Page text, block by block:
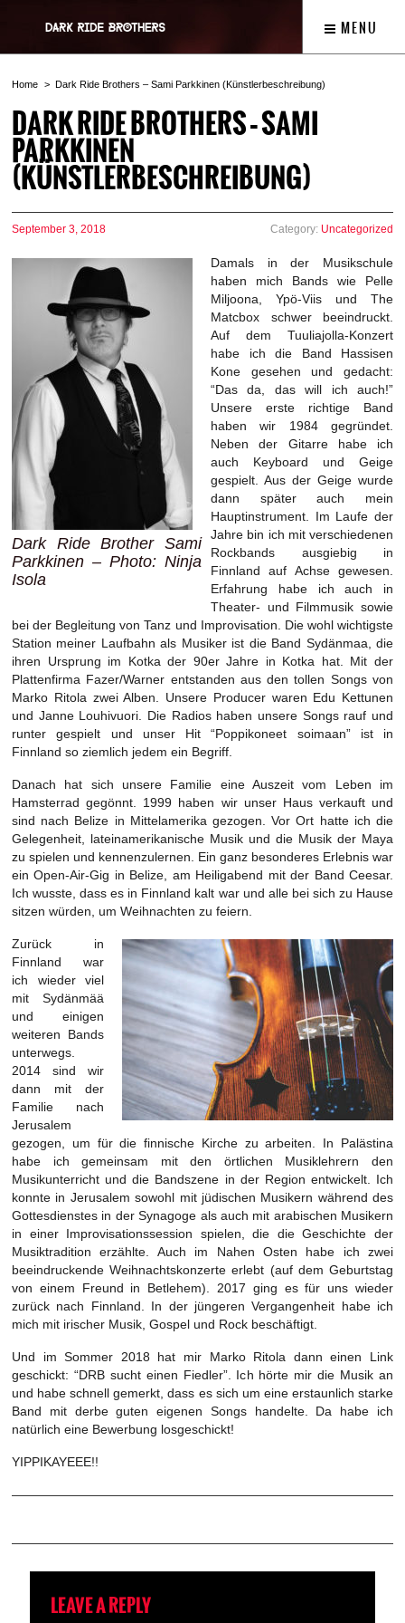
MENU
Home Dark Ride Brothers – Sami Parkkinen (Künstlerbeschreibung)
DARK RIDE BROTHERS – SAMI
PARKKINEN
(KÜNSTLERBESCHREIBUNG)
September 3, 2018 Category: Uncategorized
Dark Ride Brother Sami
Parkkinen – Photo: Ninja
Isola
Damals in der Musikschule
haben mich Bands wie Pelle
Miljoona, Ypö-Viis und The
Matcbox schwer beeindruckt.
Auf dem Tuuliajolla-Konzert
habe ich die Band Hassisen
Kone gesehen und gedacht:
“Das da, das will ich auch!”
Unsere erste richtige Band
haben wir 1984 gegründet.
Neben der Gitarre habe ich
auch Keyboard und Geige
gespielt. Aus der Geige wurde
dann später auch mein
Hauptinstrument. Im Laufe der
Jahre bin ich mit verschiedenen
Rockbands ausgiebig in
Finnland auf Achse gewesen.
Erfahrung habe ich auch in
Theater- und Filmmusik sowie
bei der Begleitung von Tanz und Improvisation. Die wohl wichtigste
Station meiner Laufbahn als Musiker ist die Band Sydänmaa, die
ihren Ursprung im Kotka der 90er Jahre in Kotka hat. Mit der
Plattenfirma Fazer/Warner entstanden aus den tollen Songs von
Marko Ritola zwei Alben. Unsere Producer waren Edu Kettunen
und Janne Louhivuori. Die Radios haben unsere Songs rauf und
runter gespielt und unser Hit “Poppikoneet soimaan” ist in
Finnland so ziemlich jedem ein Begriff.
Danach hat sich unsere Familie eine Auszeit vom Leben im
Hamsterrad gegönnt. 1999 haben wir unser Haus verkauft und
sind nach Belize in Mittelamerika gezogen. Vor Ort hatte ich die
Gelegenheit, lateinamerikanische Musik und die Musik der Maya
zu spielen und kennenzulernen. Ein ganz besonderes Erlebnis war
ein Open-Air-Gig in Belize, am Heiligabend mit der Band Ceesar.
Ich wusste, dass es in Finnland kalt war und alle bei sich zu Hause
sitzen würden, um Weihnachten zu feiern.
Zurück in
Finnland war
ich wieder viel
mit Sydänmää
und einigen
weiteren Bands
unterwegs.
2014 sind wir
dann mit der
Familie nach
Jerusalem
gezogen, um für die finnische Kirche zu arbeiten. In Palästina
habe ich gemeinsam mit den örtlichen Musiklehrern den
Musikunterricht und die Bandszene in der Region entwickelt. Ich
konnte in Jerusalem sowohl mit jüdischen Musikern während des
Gottesdienstes in der Synagoge als auch mit arabischen Musikern
in einer Improvisationssession spielen, die die Geschichte der
Musiktradition erzählte. Auch im Nahen Osten habe ich zwei
beeindruckende Weihnachtskonzerte erlebt (auf dem Geburtstag
von einem Freund in Betlehem). 2017 ging es für uns wieder
zurück nach Finnland. In der jüngeren Vergangenheit habe ich
mich mit irischer Musik, Gospel und Rock beschäftigt.
Und im Sommer 2018 hat mir Marko Ritola dann einen Link
geschickt: “DRB sucht einen Fiedler”. Ich hörte mir die Musik an
und habe schnell gemerkt, dass es sich um eine erstaunlich starke
Band mit derbe guten eigenen Songs handelte. Da habe ich
natürlich eine Bewerbung losgeschickt!
YIPPIKAYEEE!!
LEAVE A REPLY